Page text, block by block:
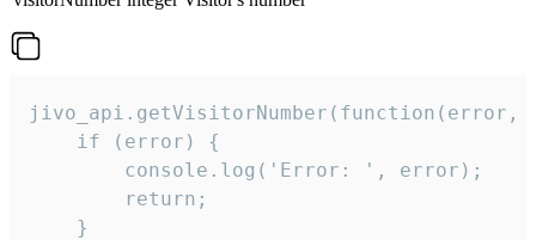
jivo_api.getVisitorNumber(function(error,
    if (error) {
        console.log('Error: ', error);
        return;
    }